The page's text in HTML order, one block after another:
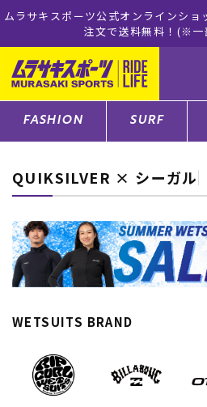
公式オンラインショップ 5,500円(税
で送料無料！(※一部対象外有り)
ゲスト様
ログイン
店舗一覧
CATEGORY
スノーTOP
FASHION SURF
QUIKSILVER × シーガル
WETSUITS BRAND